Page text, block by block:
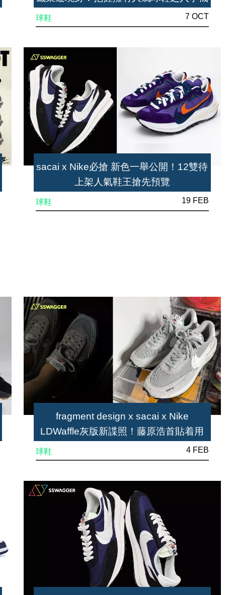
球鞋 7 OCT
sacai x Nike必搶 新色一舉公開！12雙待
上架人氣鞋王搶先預覽
球鞋 19 FEB
fragment design x sacai x Nike
LDWaffle灰版新諜照！藤原浩首貼着用
球鞋 4 FEB